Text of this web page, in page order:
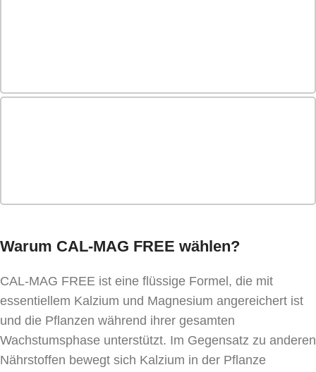
Warum CAL-MAG FREE wählen?
CAL-MAG FREE ist eine flüssige Formel, die mit
essentiellem Kalzium und Magnesium angereichert ist
und die Pflanzen während ihrer gesamten
Wachstumsphase unterstützt. Im Gegensatz zu anderen
Nährstoffen bewegt sich Kalzium in der Pflanze